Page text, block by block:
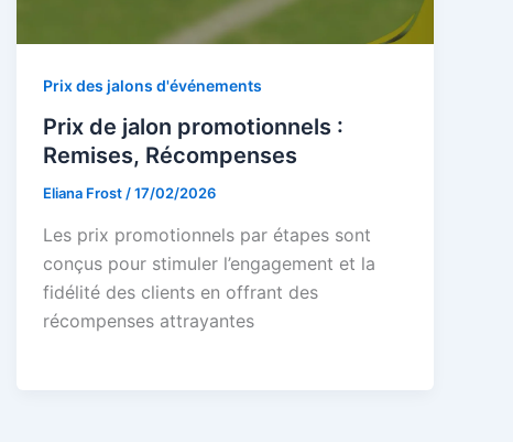
Prix des jalons d'événements
Prix de jalon promotionnels :
Remises, Récompenses
Eliana Frost/17/02/2026
Les prix promotionnels par étapes sont
conçus pour stimuler l’engagement et la
fidélité des clients en offrant des
récompenses attrayantes